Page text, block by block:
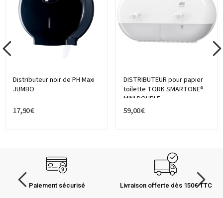
Distributeur noir de PH Maxi
JUMBO
17,90 €
DISTRIBUTEUR pour papier
toilette TORK SMARTONE®
MINI DOUBLE
59,00 €
Paiement sécurisé Livraison offerte dès 150€ TTC